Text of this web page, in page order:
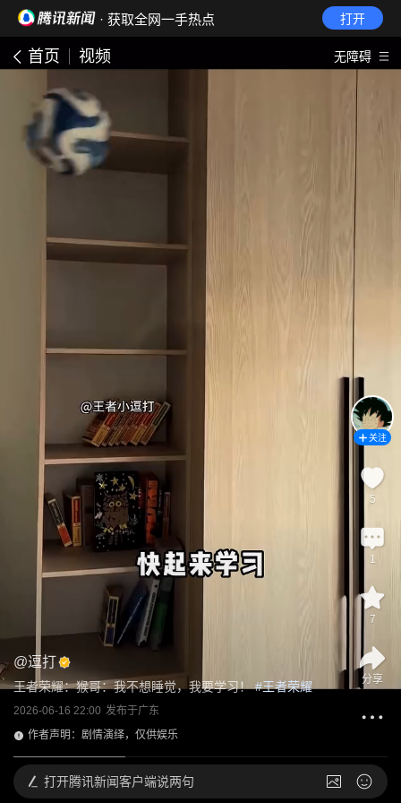
· 获取全网一手热点 打开
首页 视频 无障碍
@逗打
王者荣耀：猴哥：我不想睡觉，我要学习！ #王者荣耀
2026-06-16 22:00 发布于广东
作者声明：剧情演绎，仅供娱乐
关注
5
1
7
分享
打开腾讯新闻客户端说两句